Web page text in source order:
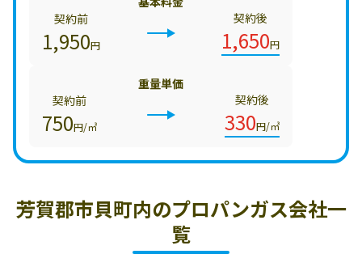
契約前
1,950円
契約後
1,650円
重量単価
契約前
750円/㎥
契約後
330円/㎥
芳賀郡市貝町内のプロパンガス会社一
覧